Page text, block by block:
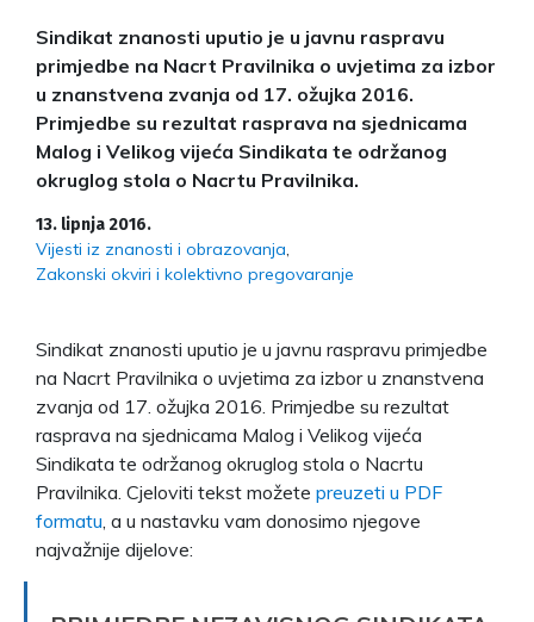
Sindikat znanosti uputio je u javnu raspravu
primjedbe na Nacrt Pravilnika o uvjetima za izbor
u znanstvena zvanja od 17. ožujka 2016.
Primjedbe su rezultat rasprava na sjednicama
Malog i Velikog vijeća Sindikata te održanog
okruglog stola o Nacrtu Pravilnika.
13. lipnja 2016.
Vijesti iz znanosti i obrazovanja
Zakonski okviri i kolektivno pregovaranje
Sindikat znanosti uputio je u javnu raspravu primjedbe
na Nacrt Pravilnika o uvjetima za izbor u znanstvena
zvanja od 17. ožujka 2016. Primjedbe su rezultat
rasprava na sjednicama Malog i Velikog vijeća
Sindikata te održanog okruglog stola o Nacrtu
Pravilnika. Cjeloviti tekst možete preuzeti u PDF
formatu , a u nastavku vam donosimo njegove
najvažnije dijelove: